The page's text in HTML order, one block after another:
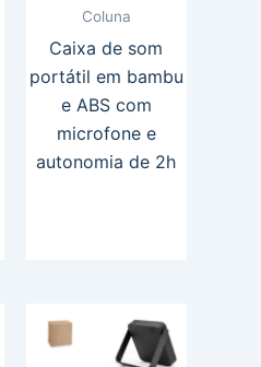
Coluna
Caixa de som
portátil em bambu
e ABS com
microfone e
autonomia de 2h